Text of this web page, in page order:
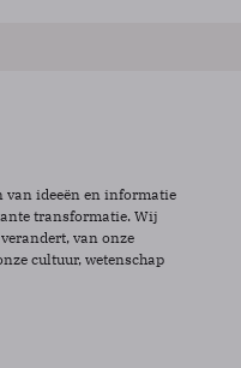
van ideeën en informatie
transformatie. Wij
van onze
cultuur, wetenschap